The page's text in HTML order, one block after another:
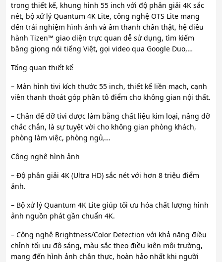
trong thiết kế, khung hình 55 inch với độ phân giải 4K sắc
nét, bộ xử lý Quantum 4K Lite, công nghệ OTS Lite mang
đến trải nghiệm hình ảnh và âm thanh chân thật, hệ điều
hành Tizen™ giao diện trực quan dễ sử dụng, tìm kiếm
bằng giọng nói tiếng Việt, gọi video qua Google Duo,…
Tổng quan thiết kế
– Màn hình tivi kích thước 55 inch, thiết kế liền mạch, cạnh
viền thanh thoát góp phần tô điểm cho không gian nội thất.
– Chân đế đỡ tivi được làm bằng chất liệu kim loại, nâng đỡ
chắc chắn, là sự tuyệt vời cho không gian phòng khách,
phòng làm việc, phòng ngủ,…
Công nghệ hình ảnh
– Độ phân giải 4K (Ultra HD) sắc nét với hơn 8 triệu điểm
ảnh.
– Bộ xử lý Quantum 4K Lite giúp tối ưu hóa chất lượng hình
ảnh nguồn phát gần chuẩn 4K.
– Công nghệ Brightness/Color Detection với khả năng điều
chỉnh tối ưu độ sáng, màu sắc theo điều kiện môi trường,
mang đến hình ảnh chân thực, hoàn hảo nhất khi người